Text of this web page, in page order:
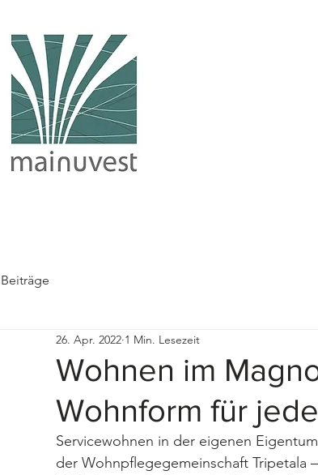
Wohnen im
Wohnform für
26. Apr. 2022 1 Min. Lesezeit
Servicewohnen in der eigenen
der Wohnpflegegemeinschaft Tripetala